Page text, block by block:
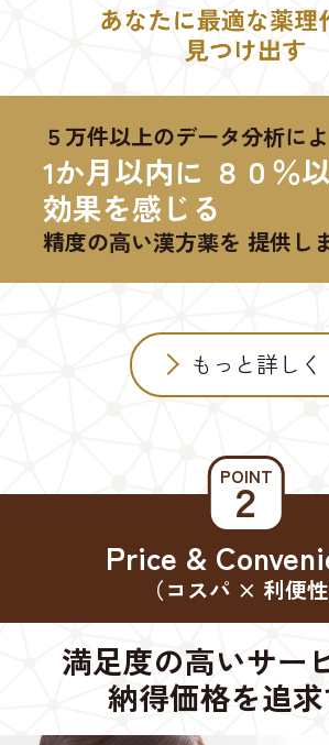
５万件以上のデータ分析によ
1か月以内に ８０％
効果を感じる
精度の高い漢方薬を 提供し
もっと詳しく
POINT
２
Price &
（コスパ × 利便性
満足度の高いサー
納得価格を追求